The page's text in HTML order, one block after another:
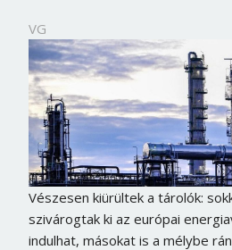
VG
Vészesen kiürültek a tárolók:
szivárogtak ki az európai
indulhat, másokat is a mélybe